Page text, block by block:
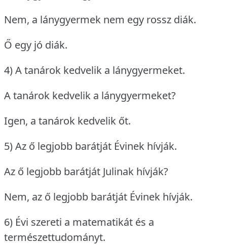
Nem, a lánygyermek nem egy rossz diák.
Ő egy jó diák.
4) A tanárok kedvelik a lánygyermeket.
A tanárok kedvelik a lánygyermeket?
Igen, a tanárok kedvelik őt.
5) Az ő legjobb barátját Évinek hívják.
Az ő legjobb barátját Julinak hívják?
Nem, az ő legjobb barátját Évinek hívják.
6) Évi szereti a matematikát és a
természettudományt.